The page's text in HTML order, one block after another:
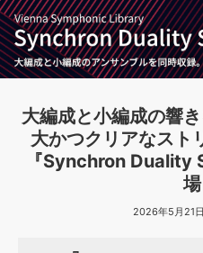
プラグイン・エフェクト »
ソフトウェア／ツール »
キャンペーン »
特集 »
ニュースレター »
SONICWIREブログ »
製品サポート情報 »
DTMガイド »
SYLENTH1
VOCALOID
TOONTRACK
サンプル
シネマティック音源特集
ソフト音源 プラグイン・
ソフトウェア／ツール
記事一覧
大編成と小編成の響
大かつクリアなスト
『Synchron Duality
場
2026年5月21